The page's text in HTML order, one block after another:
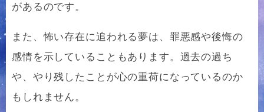
があるのです。
また、怖い存在に追われる夢は、罪悪感や後悔の
感情を示していることもあります。過去の過ち
や、やり残したことが心の重荷になっているのか
もしれません。